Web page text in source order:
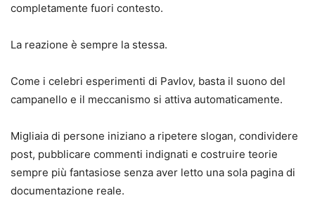
completamente fuori contesto.
La reazione è sempre la stessa.
Come i celebri esperimenti di Pavlov, basta il suono del
campanello e il meccanismo si attiva automaticamente.
Migliaia di persone iniziano a ripetere slogan, condividere
post, pubblicare commenti indignati e costruire teorie
sempre più fantasiose senza aver letto una sola pagina di
documentazione reale.